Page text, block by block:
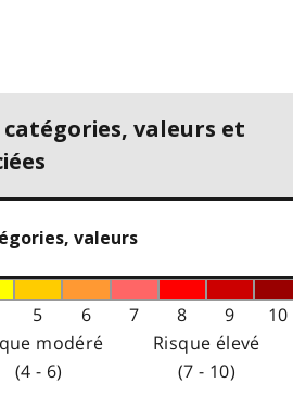
valeurs et
valeurs
5 6 7 8 9
10
modéré
(4 - 6)
Risque élevé
(7 - 10)